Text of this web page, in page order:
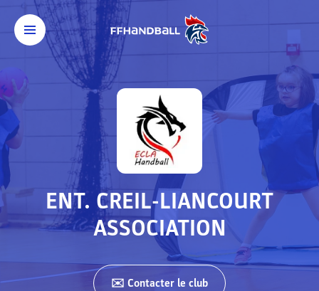
ENT. CREIL-LIANCOURT
ASSOCIATION
✉️ Contacter le club